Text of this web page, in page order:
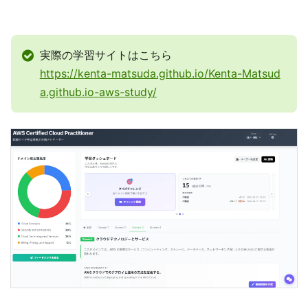
実際の学習サイトはこちら
https://kenta-matsuda.github.io/Kenta-Matsud
a.github.io-aws-study/